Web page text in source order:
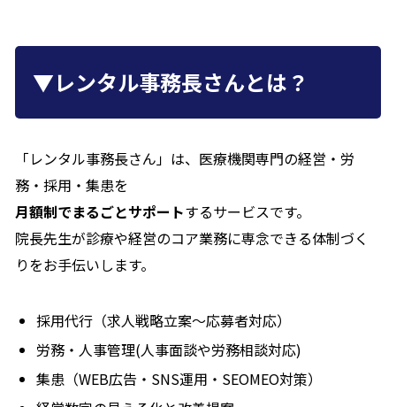
▼レンタル事務長さんとは？
「レンタル事務長さん」は、医療機関専門の経営・労
務・採用・集患を
月額制でまるごとサポートするサービスです。
院長先生が診療や経営のコア業務に専念できる体制づく
りをお手伝いします。
採用代行（求人戦略立案〜応募者対応）
労務・人事管理(人事面談や労務相談対応)
集患（WEB広告・SNS運用・SEOMEO対策）